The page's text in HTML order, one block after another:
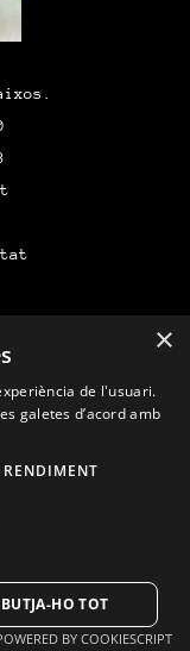
×
de l'usuari.
galetes d’acord amb
RENDIMENT
HO TOT
BY COOKIESCRIPT